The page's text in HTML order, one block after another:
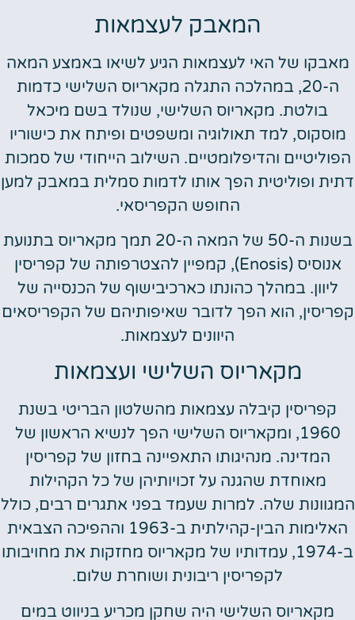
המאבק לעצמאות
מאבקו של האי לעצמאות הגיע לשיאו באמצע המאה
ה-20, במהלכה התגלה מקאריוס השלישי כדמות
בולטת. מקאריוס השלישי, שנולד בשם מיכאל
מוסקוס, למד תאולוגיה ומשפטים ופיתח את כישוריו
הפוליטיים והדיפלומטיים. השילוב הייחודי של סמכות
דתית ופוליטית הפך אותו לדמות סמלית במאבק למען
החופש הקפריסאי.
בשנות ה-50 של המאה ה-20 תמך מקאריוס בתנועת
אנוסיס (Enosis), קמפיין להצטרפותה של קפריסין
ליוון. במהלך כהונתו כארכיבישוף של הכנסייה של
קפריסין, הוא הפך לדובר שאיפותיהם של הקפריסאים
היוונים לעצמאות.
מקאריוס השלישי ועצמאות
קפריסין קיבלה עצמאות מהשלטון הבריטי בשנת
1960, ומקאריוס השלישי הפך לנשיא הראשון של
המדינה. מנהיגותו התאפיינה בחזון של קפריסין
מאוחדת שהגנה על זכויותיהן של כל הקהילות
המגוונות שלה. למרות שעמד בפני אתגרים רבים, כולל
האלימות הבין-קהילתית ב-1963 וההפיכה הצבאית
ב-1974, עמדותיו של מקאריוס מחזקות את מחויבותו
לקפריסין ריבונית ושוחרת שלום.
מקאריוס השלישי היה שחקן מכריע בניווט במים